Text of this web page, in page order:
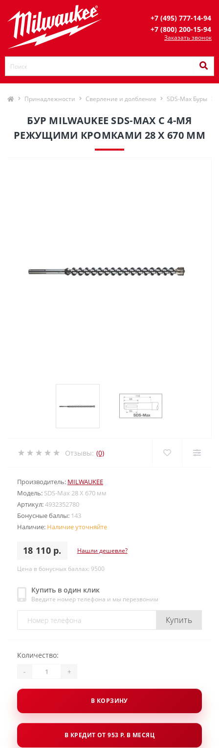
+7 (495) 777-14-94
+7 (800) 200-15-94
Заказать звонок
Принадлежности Сверление и долбление SDS-Max Буры
БУР MILWAUKEE SDS-MAX С 4-МЯ
РЕЖУЩИМИ КРОМКАМИ 28 X 670 ММ
Отзывы: (0)
Производитель: MILWAUKEE
Модель: SDS-Max 28 X 670 мм
Артикул:4932352780
Бонусные баллы: 143
Наличие: Наличие уточняйте
18 110 р. Нашли дешевле?
Цена в бонусных баллах: 9500
Купить в один клик
Введите номер телефона и мы перезвоним
Купить
Количество:
- +
В КОРЗИНУ
В КРЕДИТ ОТ 953 Р. В МЕСЯЦ